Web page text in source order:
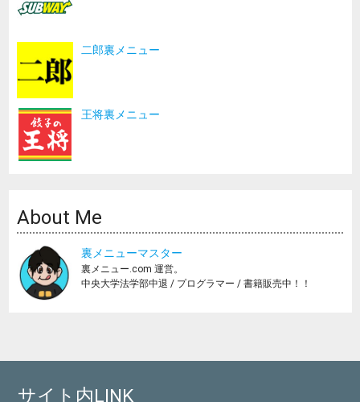
二郎裏メニュー
王将裏メニュー
About Me
裏メニューマスター
裏メニュー.com 運営。
中央大学法学部中退 / プログラマー / 書籍販売中！！
サイト内LINK